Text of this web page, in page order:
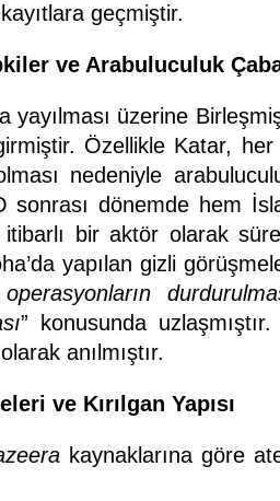
geçmiştir.
ve Arabuluculuk
yayılması üzerine
Özellikle Katar,
nedeniyle
sonrası dönemde hem
bir aktör olarak
yapılan gizli
” konusunda
anılmıştır.
ve Kırılgan Yapısı
kaynaklarına göre